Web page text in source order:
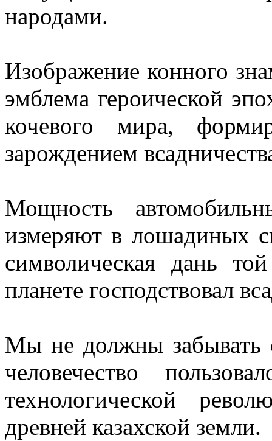
народами.
Изображение конного
эмблема героической
кочевого мира,
зарождением
Мощность
измеряют в лошадиных
символическая дань
планете господствовал
Мы не должны забывать
человечество
технологической
древней казахской земли.